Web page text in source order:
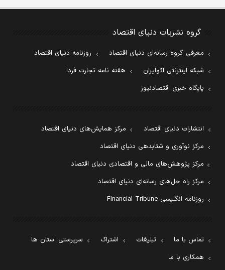
گروه نشریات دنیای اقتصاد
معرفی گروه رسانه‌ای دنیای اقتصاد
روزنامه دنیای اقتصاد
شبکه اینترنتی اکوایران
هفته نامه تجارت فردا
پایگاه خبری اقتصادنیوز
انتشارات دنیای اقتصاد
مرکز همایش‌های دنیای اقتصاد
مرکز نوآوری و شتابدهی دنیای اقتصاد
مرکز پژوهش‌های مالی و اقتصادی دنیای اقتصاد
مرکز راه حل‌های رسانه‌ای دنیای اقتصاد
روزنامه انگلیسی Financial Tribune
تماس با ما تبلیغات اشتراک
سرپرستی استان ها
همکاری با ما